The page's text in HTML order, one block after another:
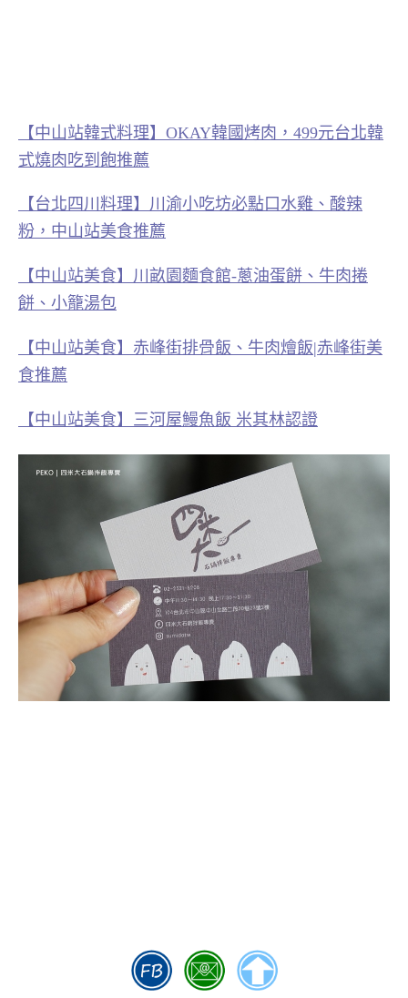
【中山站韓式料理】OKAY韓國烤肉，499元台北韓
式燒肉吃到飽推薦
【台北四川料理】川渝小吃坊必點口水雞、酸辣
粉，中山站美食推薦
【中山站美食】川畝園麵食館-蔥油蛋餅、牛肉捲
餅、小籠湯包
【中山站美食】赤峰街排骨飯、牛肉燴飯|赤峰街美
食推薦
【中山站美食】三河屋鰻魚飯 米其林認證